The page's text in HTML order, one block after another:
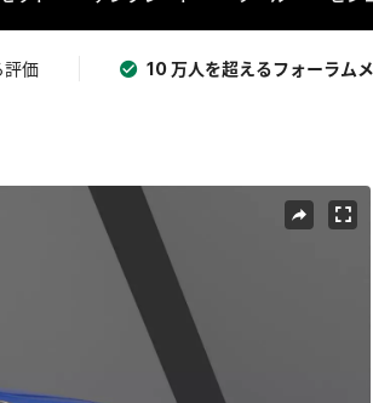
評価 10 万人を超えるフォーラム